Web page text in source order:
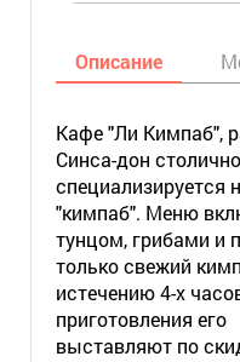
Описание
Кафе "Ли Кимпаб",
Синса-дон
специализируется
"кимпаб". Меню
тунцом, грибами и
только свежий
истечению 4-х
приготовления его
выставляют по